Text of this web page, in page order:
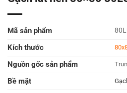
Mã sản phẩm
Kích thước
Nguồn gốc sản phẩm
Bề mặt